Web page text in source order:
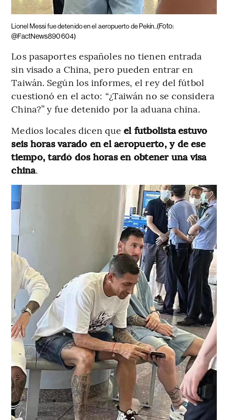
Lionel Messi fue detenido en el aeropuerto de Pekín..(Foto:
@FactNews890604)
Los pasaportes españoles no tienen entrada
sin visado a China, pero pueden entrar en
Taiwán. Según los informes, el rey del fútbol
cuestionó en el acto: “¿Taiwán no se considera
China?” y fue detenido por la aduana china.
Medios locales dicen que el futbolista estuvo
seis horas varado en el aeropuerto, y de ese
tiempo, tardó dos horas en obtener una visa
china.